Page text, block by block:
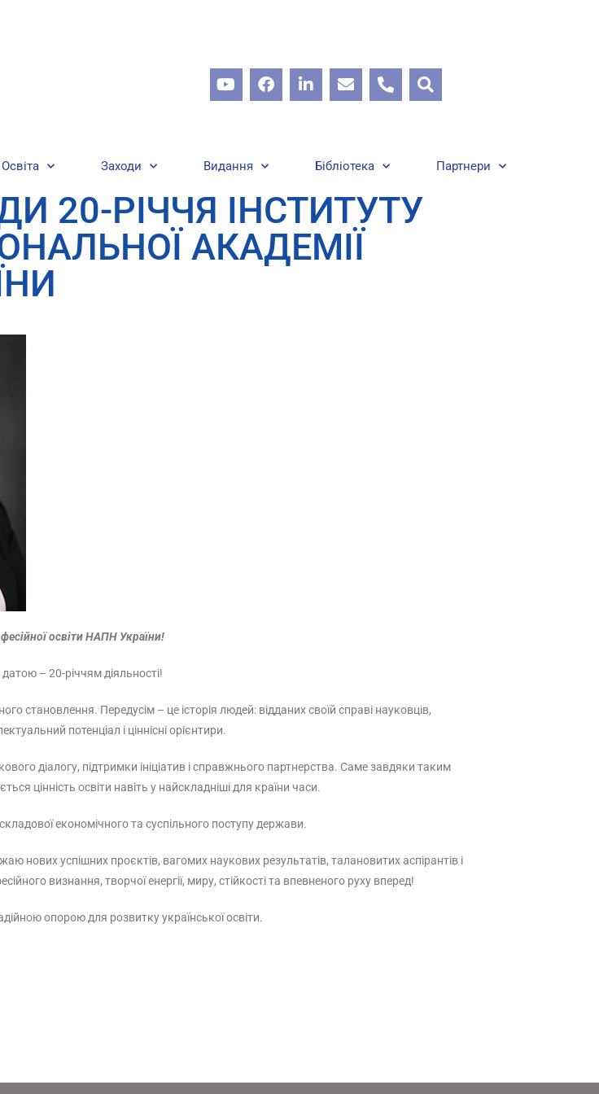
Освіта Заходи Видання Бібліотека Партнери
20-РІЧЧЯ ІНСТИТУТУ
АКАДЕМІЇ
освіти НАПН України!
– 20-річчям діяльності!
становлення. Передусім – це історія людей: відданих своїй справі науковців,
потенціал і ціннісні орієнтири.
діалогу, підтримки ініціатив і справжнього партнерства. Саме завдяки таким
цінність освіти навіть у найскладніші для країни часи.
економічного та суспільного поступу держави.
нових успішних проєктів, вагомих наукових результатів, талановитих аспірантів і
визнання, творчої енергії, миру, стійкості та впевненого руху вперед!
опорою для розвитку української освіти.